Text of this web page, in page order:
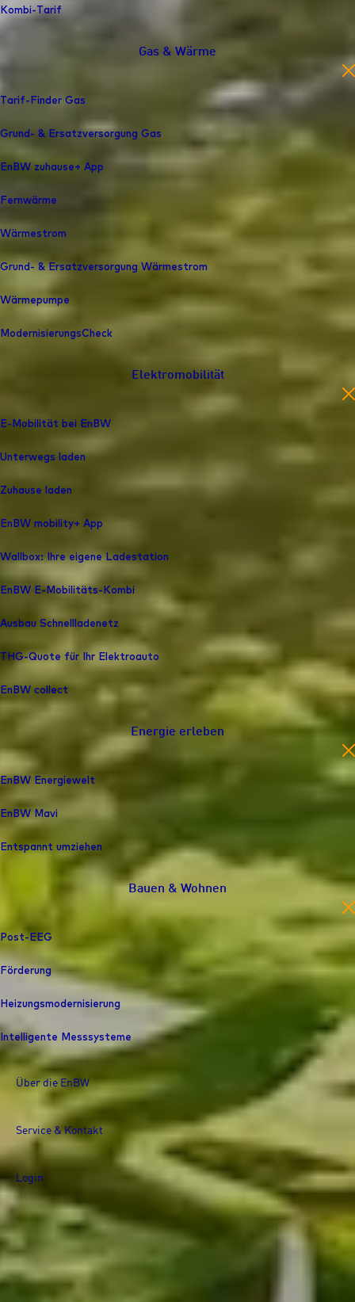
Kombi-Tarif
Gas & Wärme
Tarif-Finder Gas
Grund- & Ersatzversorgung Gas
EnBW zuhause+ App
Fernwärme
Wärmestrom
Grund- & Ersatzversorgung Wärmestrom
Wärmepumpe
ModernisierungsCheck
Elektromobilität
E-Mobilität bei EnBW
Unterwegs laden
Zuhause laden
EnBW mobility+ App
Wallbox: Ihre eigene Ladestation
EnBW E-Mobilitäts-Kombi
Ausbau Schnellladenetz
THG-Quote für Ihr Elektroauto
EnBW collect
Energie erleben
EnBW Energiewelt
EnBW Mavi
Entspannt umziehen
Bauen & Wohnen
Post-EEG
Förderung
Heizungs­modernisierung
Intelligente Messsysteme
Über die EnBW
Service & Kontakt
Login